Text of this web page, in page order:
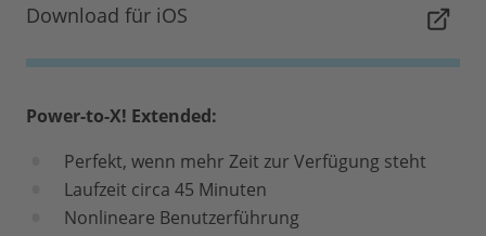
Download für iOS
Power-to-X! Extended:
Perfekt, wenn mehr Zeit zur Verfügung steht
Laufzeit circa 45 Minuten
Nonlineare Benutzerführung